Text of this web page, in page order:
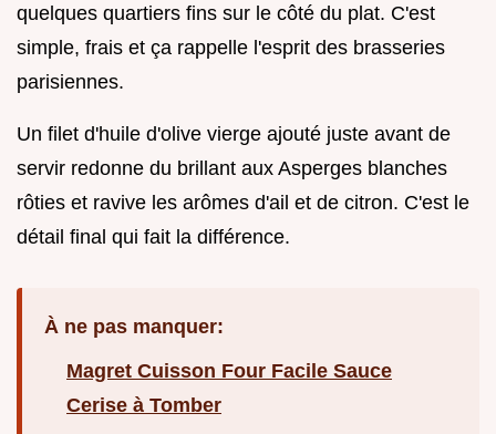
quelques quartiers fins sur le côté du plat. C'est
simple, frais et ça rappelle l'esprit des brasseries
parisiennes.
Un filet d'huile d'olive vierge ajouté juste avant de
servir redonne du brillant aux Asperges blanches
rôties et ravive les arômes d'ail et de citron. C'est le
détail final qui fait la différence.
À ne pas manquer:
Magret Cuisson Four Facile Sauce
Cerise à Tomber